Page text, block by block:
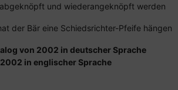
und wiederangeknöpft werden
der Bär eine Schiedsrichter-Pfeife hängen
von 2002 in deutscher Sprache
2002 in englischer Sprache